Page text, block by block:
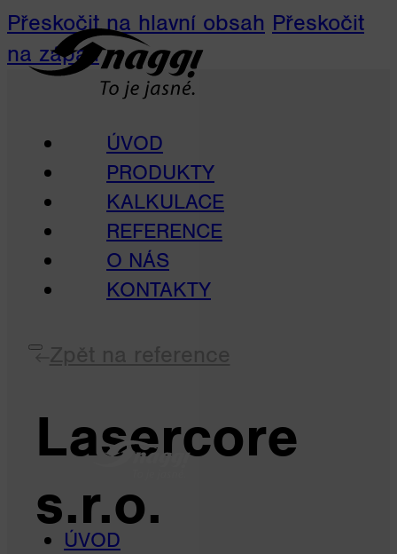
Přeskočit na hlavní obsah Přeskočit
na zápatí
ÚVOD
PRODUKTY
KALKULACE
REFERENCE
O NÁS
KONTAKTY
ÚVOD
Lasercore
s.r.o.